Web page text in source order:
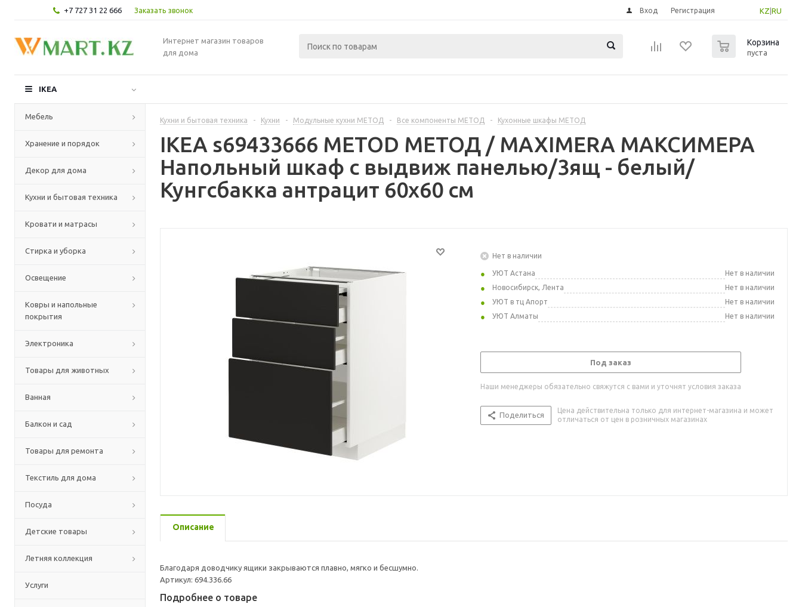
+7 727 31 22 666 Заказать звонок KZ RU
Вход Регистрация
Интернет магазин товаров
для дома
Корзина
пуста
IKEA
Мебель
Хранение и порядок
Декор для дома
Кухни и бытовая техника
Кровати и матрасы
Стирка и уборка
Освещение
Ковры и напольные
покрытия
Электроника
Товары для животных
Ванная
Балкон и сад
Товары для ремонта
Текстиль для дома
Посуда
Детские товары
Летняя коллекция
Услуги
Кухни и бытовая техника - Кухни - Модульные кухни МЕТОД - Все компоненты МЕТОД - Кухонные шкафы МЕТОД
IKEA s69433666 METOD МЕТОД / MAXIMERA МАКСИМЕРА
Напольный шкаф с выдвиж панелью/3ящ - белый/
Кунгсбакка антрацит 60x60 см
Нет в наличии
УЮТ Астана
Нет в наличии
Новосибирск, Лента
Нет в наличии
УЮТ в тц Апорт
Нет в наличии
УЮТ Алматы
Нет в наличии
Под заказ
Наши менеджеры обязательно свяжутся с вами и уточнят условия заказа
Поделиться
Цена действительна только для интернет-магазина и может
отличаться от цен в розничных магазинах
Описание
Благодаря доводчику ящики закрываются плавно, мягко и бесшумно.
Артикул: 694.336.66
Подробнее о товаре